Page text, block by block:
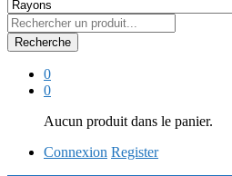
Recherche
0
0
Aucun produit dans le panier.
Connexion Register